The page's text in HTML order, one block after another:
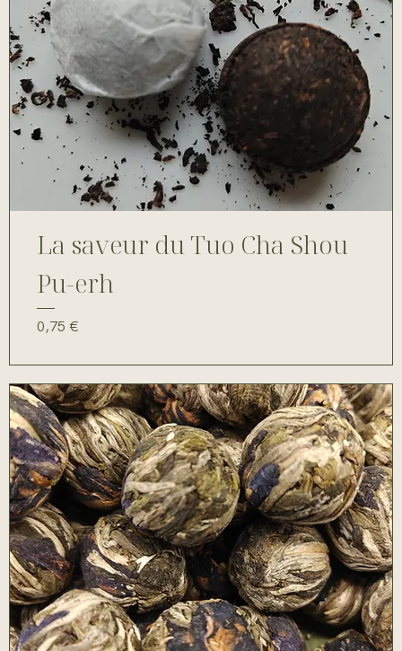
La saveur du Tuo Cha Shou
Pu-erh
Prix
0,75 €